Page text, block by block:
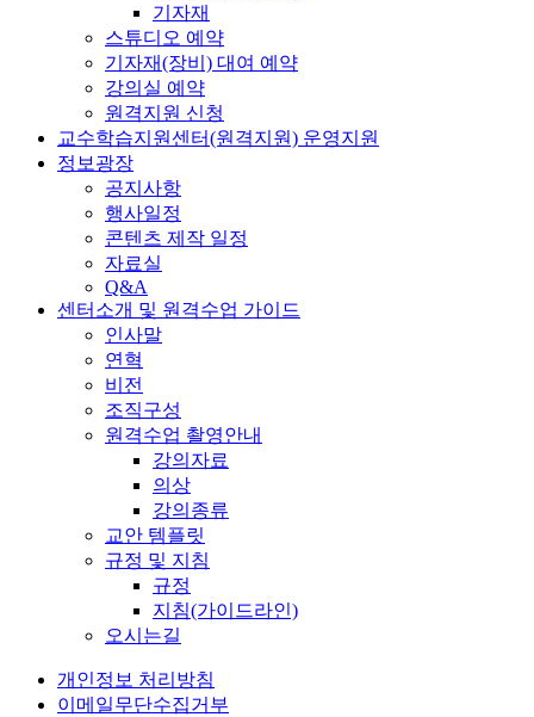
기자재
스튜디오 예약
기자재(장비) 대여 예약
강의실 예약
원격지원 신청
교수학습지원센터(원격지원) 운영지원
정보광장
공지사항
행사일정
콘텐츠 제작 일정
자료실
Q&A
센터소개 및 원격수업 가이드
인사말
연혁
비전
조직구성
원격수업 촬영안내
강의자료
의상
강의종류
교안 템플릿
규정 및 지침
규정
지침(가이드라인)
오시는길
개인정보 처리방침
이메일무단수집거부